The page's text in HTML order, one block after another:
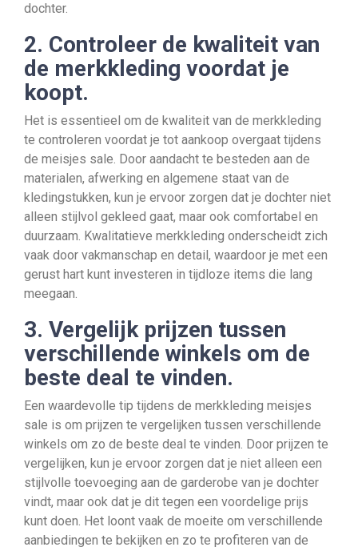
dochter.
2. Controleer de kwaliteit van
de merkkleding voordat je
koopt.
Het is essentieel om de kwaliteit van de merkkleding
te controleren voordat je tot aankoop overgaat tijdens
de meisjes sale. Door aandacht te besteden aan de
materialen, afwerking en algemene staat van de
kledingstukken, kun je ervoor zorgen dat je dochter niet
alleen stijlvol gekleed gaat, maar ook comfortabel en
duurzaam. Kwalitatieve merkkleding onderscheidt zich
vaak door vakmanschap en detail, waardoor je met een
gerust hart kunt investeren in tijdloze items die lang
meegaan.
3. Vergelijk prijzen tussen
verschillende winkels om de
beste deal te vinden.
Een waardevolle tip tijdens de merkkleding meisjes
sale is om prijzen te vergelijken tussen verschillende
winkels om zo de beste deal te vinden. Door prijzen te
vergelijken, kun je ervoor zorgen dat je niet alleen een
stijlvolle toevoeging aan de garderobe van je dochter
vindt, maar ook dat je dit tegen een voordelige prijs
kunt doen. Het loont vaak de moeite om verschillende
aanbiedingen te bekijken en zo te profiteren van de